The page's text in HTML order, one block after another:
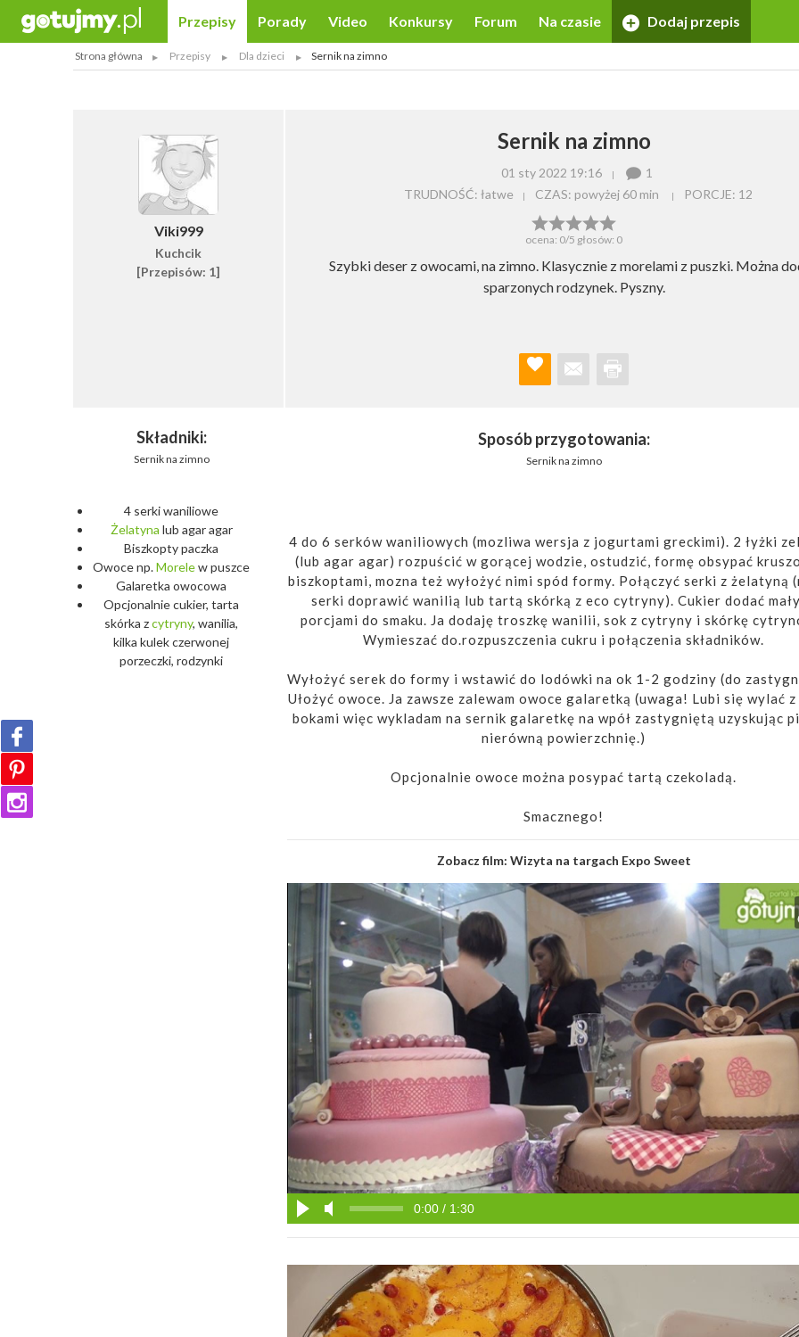
Przepisy Porady Video Konkursy Forum Na czasie Dodaj przepis
Strona główna Przepisy Dla dzieci Sernik na zimno
Viki999
Kuchcik
[Przepisów: 1]
Sernik na zimno
01 sty 2022 19:16
1
TRUDNOŚĆ: łatwe
CZAS: powyżej 60 min PORCJE: 12
ocena: 0/5 głosów: 0
Szybki deser z owocami, na zimno. Klasycznie z morelami z puszki. Można
sparzonych rodzynek. Pyszny.
Składniki:
Sernik na zimno
4 serki waniliowe
Żelatyna lub agar agar
Biszkopty paczka
Owoce np.Morelew puszce
Galaretka owocowa
Opcjonalnie cukier, tarta
skórka zcytryny, wanilia,
kilka kulek czerwonej
porzeczki, rodzynki
Sposób przygotowania:
Sernik na zimno
4 do 6 serków waniliowych (mozliwa wersja z jogurtami greckimi). 2 łyżki
(lub agar agar) rozpuścić w gorącej wodzie, ostudzić, formę obsypać
biszkoptami, mozna też wyłożyć nimi spód formy. Połączyć serki z żelatyną
serki doprawić wanilią lub tartą skórką z eco cytryny). Cukier dodać
porcjami do smaku. Ja dodaję troszkę wanilii, sok z cytryny i skórkę
Wymieszać do.rozpuszczenia cukru i połączenia składników.
Wyłożyć serek do formy i wstawić do lodówki na ok 1-2 godziny (do
Ułożyć owoce. Ja zawsze zalewam owoce galaretką (uwaga! Lubi się wylać
bokami więc wykladam na sernik galaretkę na wpół zastygniętą uzyskując
nierówną powierzchnię.)
Opcjonalnie owoce można posypać tartą czekoladą.
Smacznego!
Zobacz film: Wizyta na targach Expo Sweet
0:00 / 1:30